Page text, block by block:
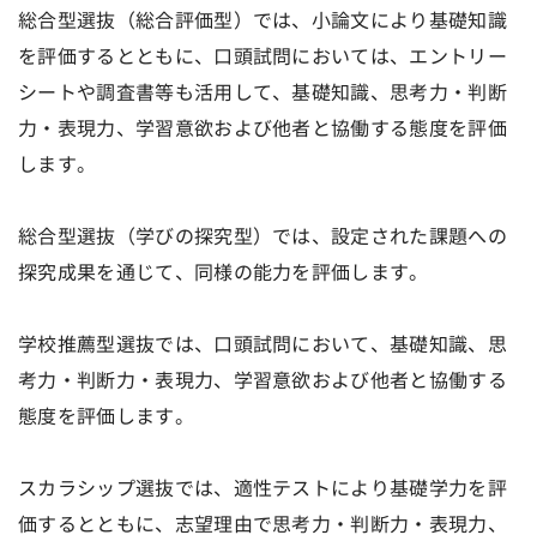
総合型選抜（総合評価型）では、小論文により基礎知識
を評価するとともに、口頭試問においては、エントリー
シートや調査書等も活用して、基礎知識、思考力・判断
力・表現力、学習意欲および他者と協働する態度を評価
します。
総合型選抜（学びの探究型）では、設定された課題への
探究成果を通じて、同様の能力を評価します。
学校推薦型選抜では、口頭試問において、基礎知識、思
考力・判断力・表現力、学習意欲および他者と協働する
態度を評価します。
スカラシップ選抜では、適性テストにより基礎学力を評
価するとともに、志望理由で思考力・判断力・表現力、